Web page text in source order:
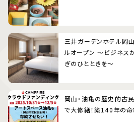
三井ガーデンホテル岡
ルオープン 〜ビジネス
ぎのひとときを〜
岡山・油亀の歴史的古
で大修繕！築140年の